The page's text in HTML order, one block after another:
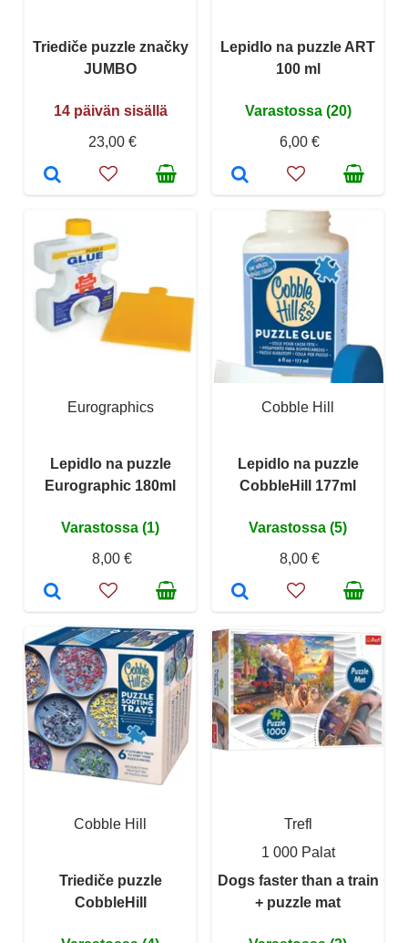
Triediče puzzle značky
JUMBO
14 päivän sisällä
23,00 €
Lepidlo na puzzle ART
100 ml
Varastossa (20)
6,00 €
Eurographics
Lepidlo na puzzle
Eurographic 180ml
Varastossa (1)
8,00 €
Cobble Hill
Lepidlo na puzzle
CobbleHill 177ml
Varastossa (5)
8,00 €
Cobble Hill
Triediče puzzle
CobbleHill
Trefl
1 000 Palat
Dogs faster than a train
+ puzzle mat